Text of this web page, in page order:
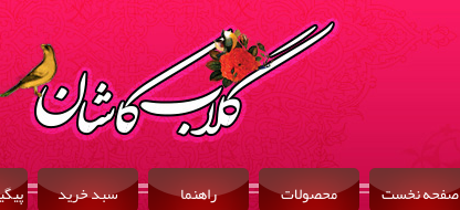
صفحه نخست محصولات راهنما سبد خرید